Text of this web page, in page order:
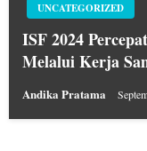
UNCATEGORIZED
ISF 2024
Melalui Kerja
Andika Pratama